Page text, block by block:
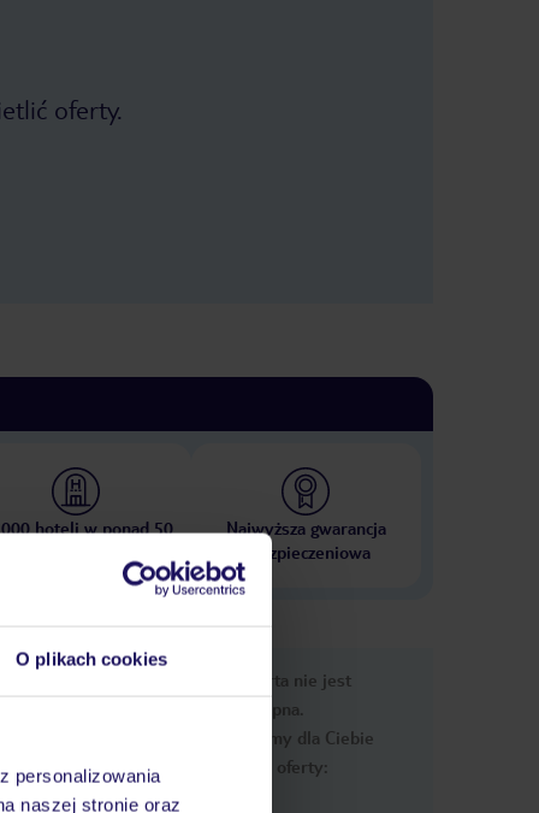
O plikach cookies
personalizowania
naszej stronie oraz
oferty.
hoteli w ponad 50
Najwyższa gwarancja
ubezpieczeniowa
Ups, ta oferta nie jest
dostępna.
Przygotowaliśmy dla Ciebie
podobne oferty: